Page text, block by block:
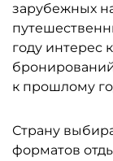
зарубежных
году интерес
бронирований
к прошлому
Страну
форматов